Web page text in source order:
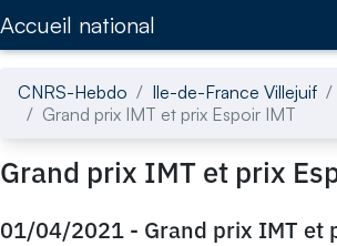
Accueil national
CNRS-Hebdo Ile-de-France Villejuif
Grand prix IMT et prix Espoir IMT
Grand prix IMT et prix
01/04/2021 - Grand prix IMT et